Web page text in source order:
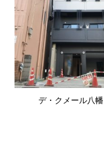
デ・クメール八幡